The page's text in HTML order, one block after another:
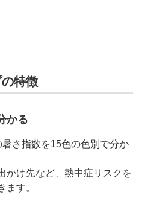
特徴
かる
暑さ指数を15色の色別で分か
かけ先など、熱中症リスクを
ます。